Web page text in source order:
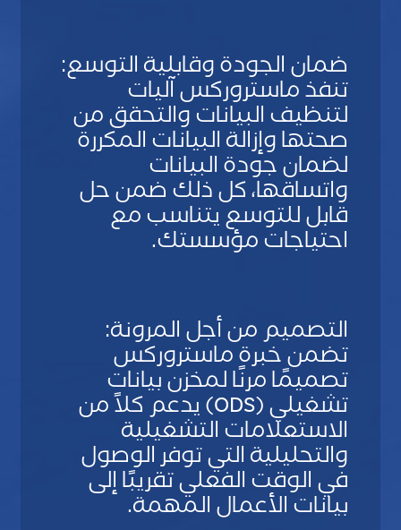
L
a
y
o
u
t
S
t
a
r
d
ضمان الجودة وقابلية التوسع:
تنفذ ماستروركس آليات
لتنظيف البيانات والتحقق من
صحتها وإزالة البيانات المكررة
لضمان جودة البيانات
واتساقها، كل ذلك ضمن حل
قابل للتوسع يتناسب مع
احتياجات مؤسستك.
L
a
y
o
u
t
S
t
التصميم من أجل المرونة:
تضمن خبرة ماستروركس
تصميمًا مرنًا لمخزن بيانات
تشغيلي (ODS) يدعم كلاً من
الاستعلامات التشغيلية
والتحليلية التي توفر الوصول
في الوقت الفعلي تقريبًا إلى
بيانات الأعمال المهمة.